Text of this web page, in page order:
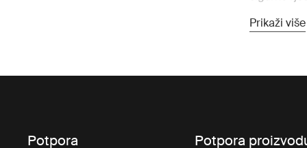
Stražnji
Prikaži više
Potpora Potpora